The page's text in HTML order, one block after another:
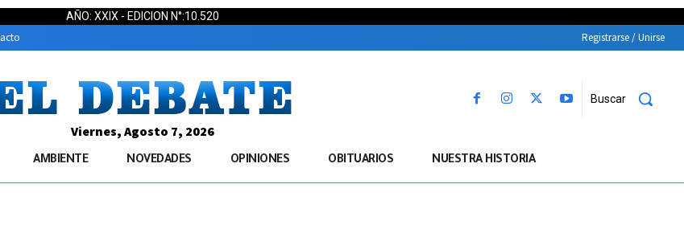
AÑO: XXIX - EDICION N°:10.520
Registrarse / Unirse
Buscar
Viernes, Agosto 7, 2026
AMBIENTE NOVEDADES OPINIONES OBITUARIOS NUESTRA HISTORIA